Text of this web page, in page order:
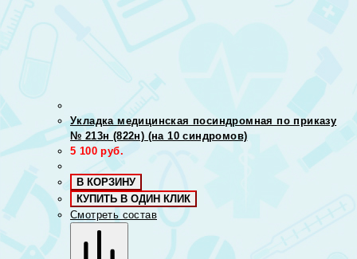
Укладка медицинская посиндромная по приказу
№ 213н (822н) (на 10 синдромов)
5 100 руб.
В КОРЗИНУ
КУПИТЬ В ОДИН КЛИК
Смотреть состав